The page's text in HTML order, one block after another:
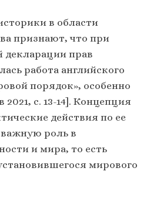
в области
признают, что при
декларации прав
работа английского
порядок», особенно
2021, с. 13-14]. Концепция
действия по ее
роль в
и мира, то есть
мирового